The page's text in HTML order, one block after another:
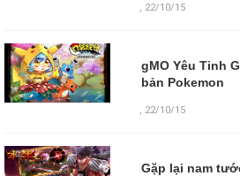
22/10/15
gMO Yêu Tinh
bản Pokemon
, 22/10/15
Gặp lại nam